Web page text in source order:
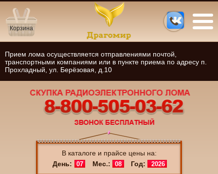
В каталоге и прайсе цены на:
День:
07 Мес.: 08 Год: 2026
Корзина
Прием лома осуществляется отправлениями почтой,
транспортными компаниями или в пункте приема по адресу п.
Прохладный, ул. Берёзовая, д.10